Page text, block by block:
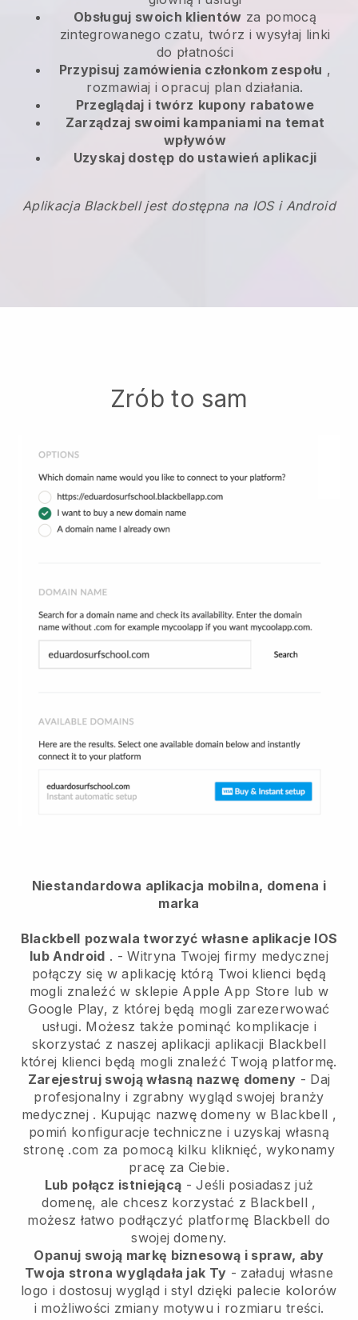
Obsługuj swoich klientów za pomocą
zintegrowanego czatu, twórz i wysyłaj linki
do płatności
Przypisuj zamówienia członkom zespołu ,
rozmawiaj i opracuj plan działania.
Przeglądaj i twórz kupony rabatowe
Zarządzaj swoimi kampaniami na temat
wpływów
Uzyskaj dostęp do ustawień aplikacji
Aplikacja Blackbell jest dostępna na IOS i Android
Zrób to sam
Niestandardowa aplikacja mobilna, domena i
marka
Blackbell pozwala tworzyć własne aplikacje IOS
lub Android . -Witryna Twojej firmy medycznej
połączy się w aplikację którą Twoi klienci będą
mogli znaleźć w sklepie Apple App Store lub w
Google Play, z której będą mogli zarezerwować
usługi. Możesz także pominąć komplikacje i
skorzystać z naszej aplikacji aplikacji Blackbell
której klienci będą mogli znaleźć Twoją platformę.
Zarejestruj swoją własną nazwę domeny - Daj
profesjonalny i zgrabny wygląd swojej branży
medycznej . Kupując nazwę domeny w Blackbell ,
pomiń konfiguracje techniczne i uzyskaj własną
stronę .com za pomocą kilku kliknięć, wykonamy
pracę za Ciebie.
Lub połącz istniejącą - Jeśli posiadasz już
domenę, ale chcesz korzystać z Blackbell ,
możesz łatwo podłączyć platformę Blackbell do
swojej domeny.
Opanuj swoją markę biznesową i spraw, aby
Twoja strona wyglądała jak Ty - załaduj własne
logo i dostosuj wygląd i styl dzięki palecie kolorów
i możliwości zmiany motywu i rozmiaru treści.